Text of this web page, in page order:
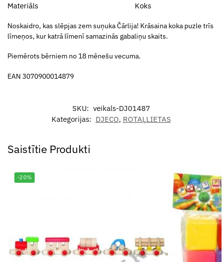
Materiāls
Koks
Noskaidro, kas slēpjas zem suņuka Čārlija! Krāsaina koka puzle trīs
līmeņos, kur katrā līmenī samazinās gabaliņu skaits.
Piemērots bērniem no 18 mēnešu vecuma.
EAN 3070900014879
SKU: veikals-DJ01487
Kategorijas: DJECO, ROTAĻLIETAS
Saistītie Produkti
-20%